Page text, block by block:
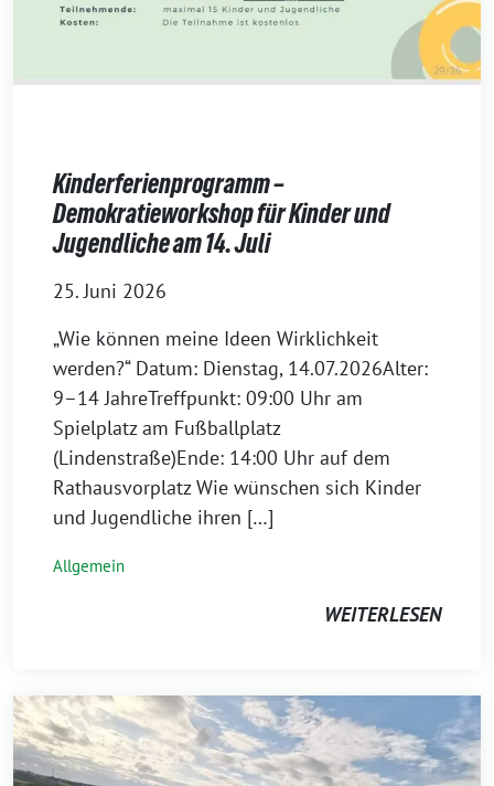
Kinderferienprogramm –
Demokratieworkshop für Kinder und
Jugendliche am 14. Juli
25. Juni 2026
„Wie können meine Ideen Wirklichkeit
werden?“ Datum: Dienstag, 14.07.2026Alter:
9–14 JahreTreffpunkt: 09:00 Uhr am
Spielplatz am Fußballplatz
(Lindenstraße)Ende: 14:00 Uhr auf dem
Rathausvorplatz Wie wünschen sich Kinder
und Jugendliche ihren […]
Allgemein
WEITERLESEN